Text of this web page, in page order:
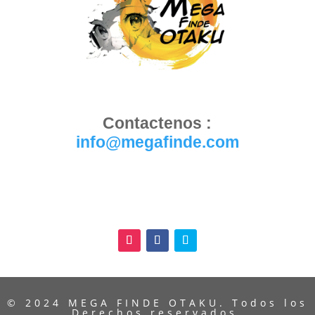
Contactenos :
info@megafinde.com
© 2024 MEGA FINDE OTAKU. Todos los
Derechos reservados.